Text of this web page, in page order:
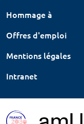
Hommage à
Offres d'emploi
Mentions légales
Intranet